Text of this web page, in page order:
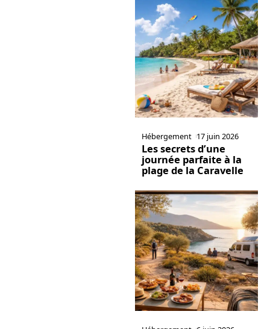
Hébergement 17 juin 2026
Les secrets d’une
journée parfaite à la
plage de la Caravelle